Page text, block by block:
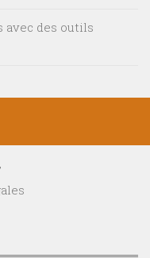
avec des outils